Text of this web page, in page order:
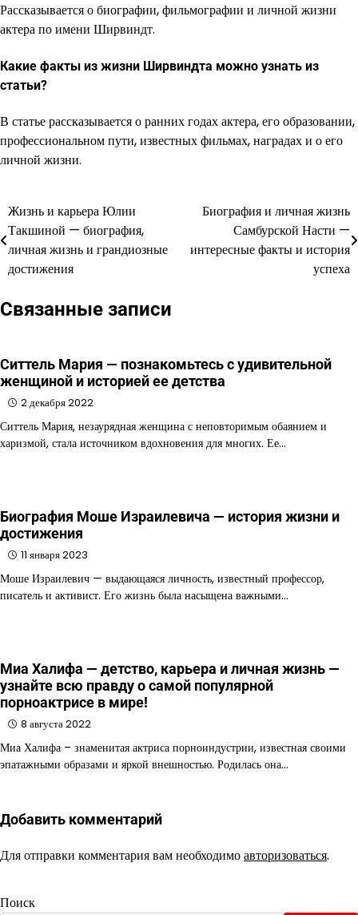
Рассказывается о биографии, фильмографии и личной жизни
актера по имени Ширвиндт.
Какие факты из жизни Ширвиндта можно узнать из
статьи?
В статье рассказывается о ранних годах актера, его образовании,
профессиональном пути, известных фильмах, наградах и о его
личной жизни.
Навигация
по
записям
Жизнь и карьера Юлии
Такшиной — биография,
личная жизнь и грандиозные
достижения
Биография и личная жизнь
Самбурской Насти —
интересные факты и история
успеха
Связанные записи
Ситтель Мария — познакомьтесь с удивительной
женщиной и историей ее детства
2 декабря 2022
Ситтель Мария, незаурядная женщина с неповторимым обаянием и
харизмой, стала источником вдохновения для многих. Ее…
Биография Моше Израилевича — история жизни и
достижения
11 января 2023
Моше Израилевич — выдающаяся личность, известный профессор,
писатель и активист. Его жизнь была насыщена важными…
Миа Халифа — детство, карьера и личная жизнь —
узнайте всю правду о самой популярной
порноактрисе в мире!
8 августа 2022
Миа Халифа – знаменитая актриса порноиндустрии, известная своими
эпатажными образами и яркой внешностью. Родилась она…
Добавить комментарий
Для отправки комментария вам необходимоавторизоваться.
Поиск